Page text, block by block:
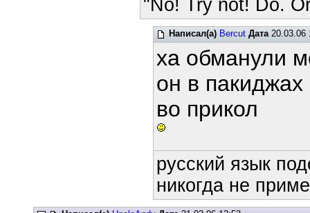
"No! Try not! Do.
Написал(а) Bercut Дата20.03.06
ха обманули
он в пакиджах
во прикол
русский язык
никогда не